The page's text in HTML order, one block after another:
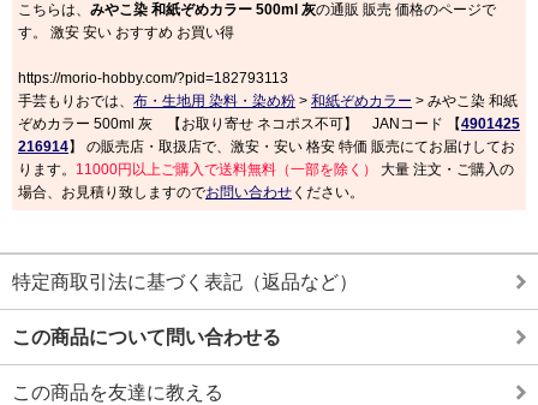
こちらは、 みやこ染 和紙ぞめカラー 500ml 灰の通販 販売 価格のページで
す。 激安 安い おすすめ お買い得
https://morio-hobby.com/?pid=182793113
手芸もりおでは、 布・生地用 染料・染め粉 > 和紙ぞめカラー > みやこ染 和紙
ぞめカラー 500ml 灰 【お取り寄せ ネコポス不可】 JANコード 【4901425
216914】 の販売店・取扱店で、激安・安い 格安 特価 販売にてお届けしてお
ります。 11000円以上ご購入で送料無料（一部を除く）
大量 注文・ご購入の
場合、お見積り致しますのでお問い合わせ ください。
特定商取引法に基づく表記（返品など）
この商品について問い合わせる
この商品を友達に教える